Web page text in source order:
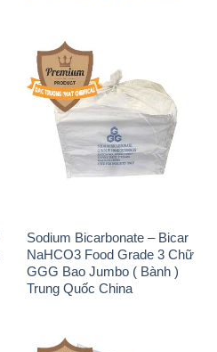
Sodium Bicarbonate – Bicar
NaHCO3 Food Grade 3 Chữ
GGG Bao Jumbo ( Bành )
Trung Quốc China